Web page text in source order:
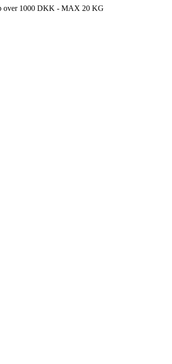
over 1000 DKK - MAX 20 KG